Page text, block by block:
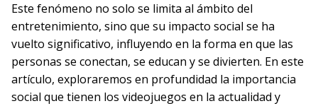
Este fenómeno no solo se limita al ámbito del
entretenimiento, sino que su impacto social se ha
vuelto significativo, influyendo en la forma en que las
personas se conectan, se educan y se divierten. En este
artículo, exploraremos en profundidad la importancia
social que tienen los videojuegos en la actualidad y